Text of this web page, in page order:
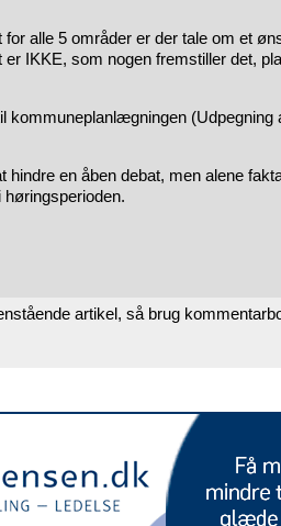
for alle 5 områder er der tale om et
IKKE, som nogen fremstiller det,
kommuneplanlægningen (Udpegning
hindre en åben debat, men alene
artikel, så brug